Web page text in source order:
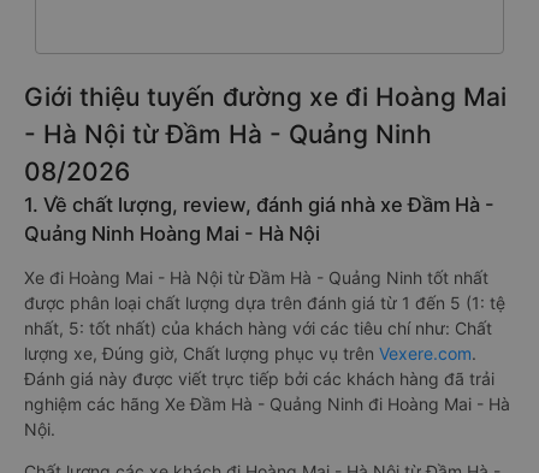
Giới thiệu tuyến đường xe đi Hoàng Mai
- Hà Nội từ Đầm Hà - Quảng Ninh
08/2026
1. Về chất lượng, review, đánh giá nhà xe Đầm Hà -
Quảng Ninh Hoàng Mai - Hà Nội
Xe đi Hoàng Mai - Hà Nội từ Đầm Hà - Quảng Ninh tốt nhất
được phân loại chất lượng dựa trên đánh giá từ 1 đến 5 (1: tệ
nhất, 5: tốt nhất) của khách hàng với các tiêu chí như: Chất
lượng xe, Đúng giờ, Chất lượng phục vụ trên Vexere.com.
Đánh giá này được viết trực tiếp bởi các khách hàng đã trải
nghiệm các hãng Xe Đầm Hà - Quảng Ninh đi Hoàng Mai - Hà
Nội.